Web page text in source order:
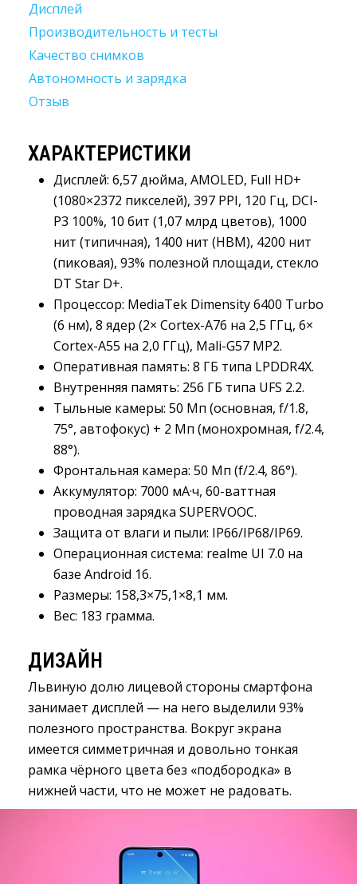
Дисплей
Производительность и тесты
Качество снимков
Автономность и зарядка
Отзыв
ХАРАКТЕРИСТИКИ
Дисплей: 6,57 дюйма, AMOLED, Full HD+
(1080×2372 пикселей), 397 PPI, 120 Гц, DCI-
P3 100%, 10 бит (1,07 млрд цветов), 1000
нит (типичная), 1400 нит (HBM), 4200 нит
(пиковая), 93% полезной площади, стекло
DT Star D+.
Процессор: MediaTek Dimensity 6400 Turbo
(6 нм), 8 ядер (2× Cortex-A76 на 2,5 ГГц, 6×
Cortex-A55 на 2,0 ГГц), Mali-G57 MP2.
Оперативная память: 8 ГБ типа LPDDR4X.
Внутренняя память: 256 ГБ типа UFS 2.2.
Тыльные камеры: 50 Мп (основная, f/1.8,
75°, автофокус) + 2 Мп (монохромная, f/2.4,
88°).
Фронтальная камера: 50 Мп (f/2.4, 86°).
Аккумулятор: 7000 мА·ч, 60-ваттная
проводная зарядка SUPERVOOC.
Защита от влаги и пыли: IP66/IP68/IP69.
Операционная система: realme UI 7.0 на
базе Android 16.
Размеры: 158,3×75,1×8,1 мм.
Вес: 183 грамма.
ДИЗАЙН
Львиную долю лицевой стороны смартфона
занимает дисплей — на него выделили 93%
полезного пространства. Вокруг экрана
имеется симметричная и довольно тонкая
рамка чёрного цвета без «подбородка» в
нижней части, что не может не радовать.